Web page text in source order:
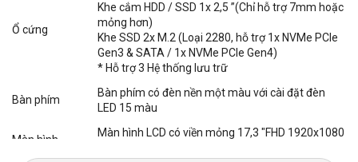
Thiết kế tinh tế, bàn phím chỉn chu
như một viên kim cương đen đẳng cấp,laptop nhỏ gọnsở hữu bàn
Ổ cứng
Khe cắm HDD / SSD 1x 2,5 ”(Chỉ hỗ trợ 7mm hoặc
mỏng hơn)
Khe SSD 2x M.2 (Loại 2280, hỗ trợ 1x NVMe PCIe
Gen3 & SATA / 1x NVMe PCIe Gen4)
* Hỗ trợ 3 Hệ thống lưu trữ
Bàn phím
Bàn phím có đèn nền một màu với cài đặt đèn
LED 15 màu
Màn hình
Màn hình LCD có viền mỏng 17,3 "FHD 1920x1080